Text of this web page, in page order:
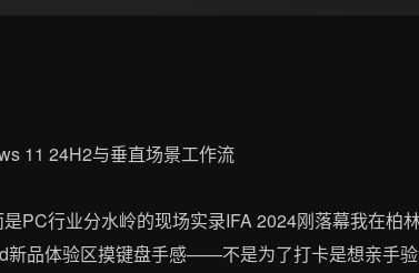
PC行业分水岭的现场实录IFA 2024刚落幕我在柏
新品体验区摸键盘手感——不是为了打卡是想亲手